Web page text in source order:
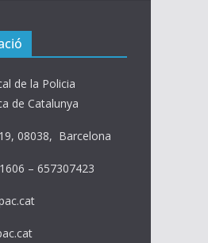
de la Policia
de Catalunya
08038, Barcelona
– 657307423